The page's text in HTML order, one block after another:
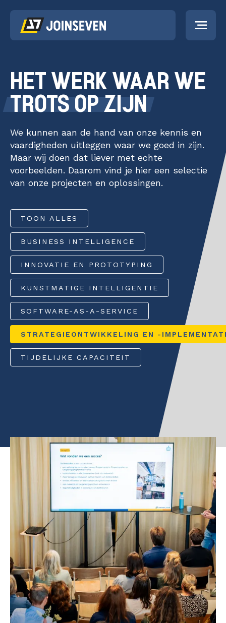
PORTFOLIO
DIENSTEN
Strategieontwikkeling
Kunstmatige Intelligentie
Business Intelligence
Software-as-a-Service
Dataplatform Heptagon
Interim
ACTUEEL
OVER ONS
WERKEN BIJ
CONTACT
Kunstmatige
Intelligentie
Business
Software-as-a-
Data Discovery
Dataplatform
Heptagon
Interim
HET WERK WAAR WE
TROTS OP ZIJN
We kunnen aan de hand van onze kennis en
vaardigheden uitleggen waar we goed in zijn.
Maar wij doen dat liever met echte
voorbeelden. Daarom vind je hier een selectie
van onze projecten en oplossingen.
TOON ALLES
BUSINESS INTELLIGENCE
INNOVATIE EN PROTOTYPING
KUNSTMATIGE INTELLIGENTIE
SOFTWARE-AS-A-SERVICE
STRATEGIEONTWIKKELING EN -
TIJDELIJKE CAPACITEIT